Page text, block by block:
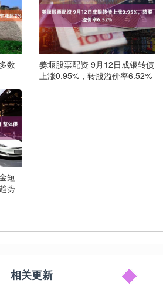
数
姜堰股票配资 9月12日成银转债
上涨0.95%，转股溢价率6.52%
短
势
相关更新